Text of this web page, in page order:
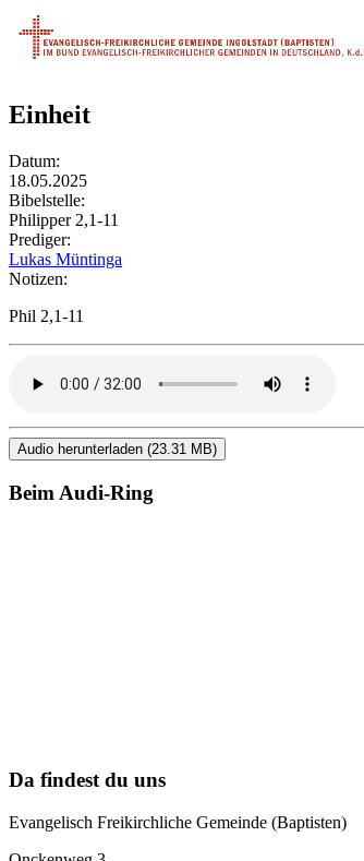
Einheit
Datum:
18.05.2025
Bibelstelle:
Philipper 2,1-11
Prediger:
Lukas Müntinga
Notizen:
Phil 2,1-11
Audio herunterladen (23.31 MB)
Beim Audi-Ring
Da findest du uns
Evangelisch Freikirchliche Gemeinde (Baptisten)